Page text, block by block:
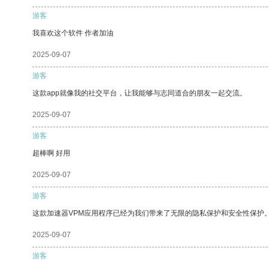
游客
我喜欢这个软件 作者加油
2025-09-07
游客
这款app就像我的社交平台，让我能够与志同道合的朋友一起交流。
2025-09-07
游客
超棒啊 好用
2025-09-07
游客
这款加速器VPM应用程序已经为我们带来了无限的隐私保护和安全性保护
2025-09-07
游客